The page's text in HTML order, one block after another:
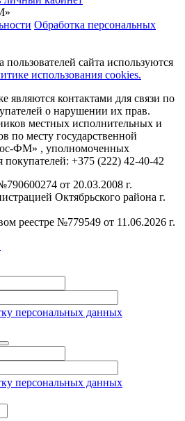
Обработка персональных
пользователей сайта используются
использования cookies.
являются контактами для связи по
о нарушении их прав.
местных исполнительных и
по месту государственной
ФМ» , уполномоченных
покупателей: +375 (222) 42-40-42
от 20.03.2008 г.
Октябрьского района г.
реестре №779549 от 11.06.2026 г.
персональных данных
персональных данных